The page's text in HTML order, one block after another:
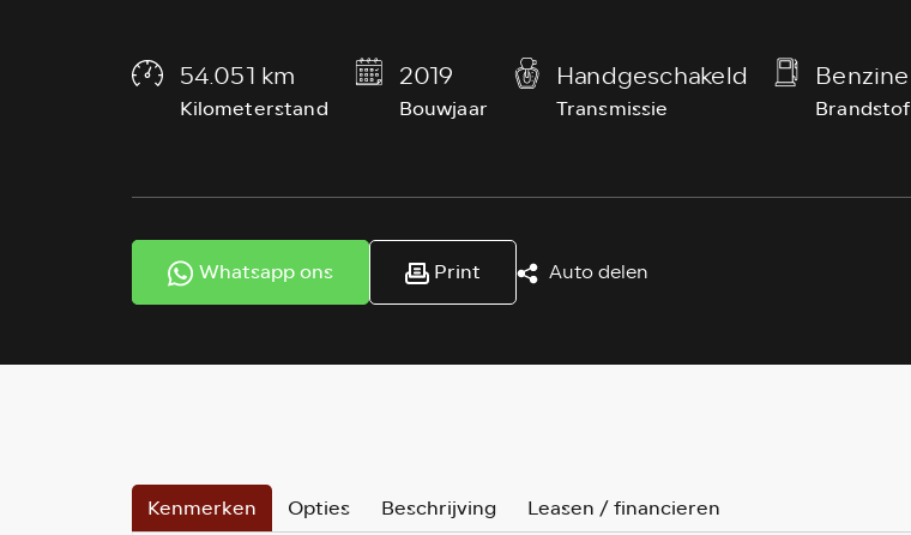
54.051 km
Kilometerstand
2019
Bouwjaar
Handgeschakeld
Transmissie
Benzine
Brandstof
Whatsapp ons Print Auto delen
Kenmerken Opties Beschrijving Leasen / financieren